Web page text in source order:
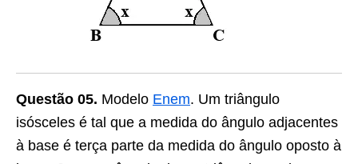
Questão 05. Modelo Enem. Um triângulo
isósceles é tal que a medida do ângulo adjacentes
à base é terça parte da medida do ângulo oposto à